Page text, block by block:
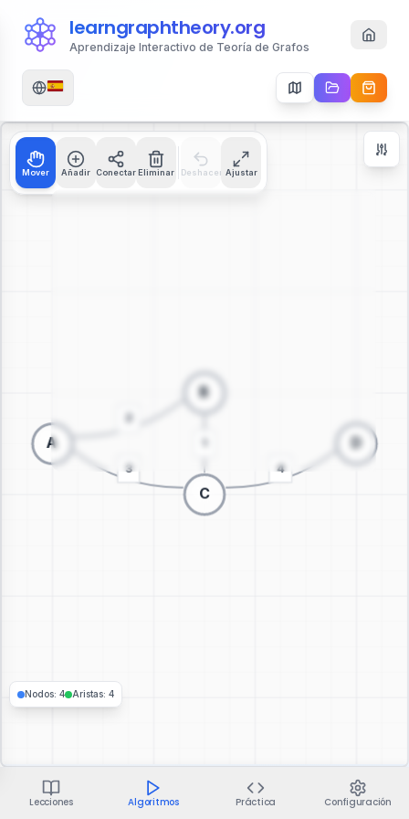
learngraphtheory.org
Aprendizaje Interactivo de Teoría de Grafos
Mover Añadir ConectarEliminar Deshacer Ajustar
Ajustar a Pantalla
Cambiar a visualización 3D
Nodos: 4 Aristas: 4
Lecciones Algoritmos Práctica Configuración